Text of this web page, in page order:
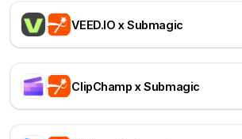
VEED.IO x Submagic
ClipChamp x Submagic